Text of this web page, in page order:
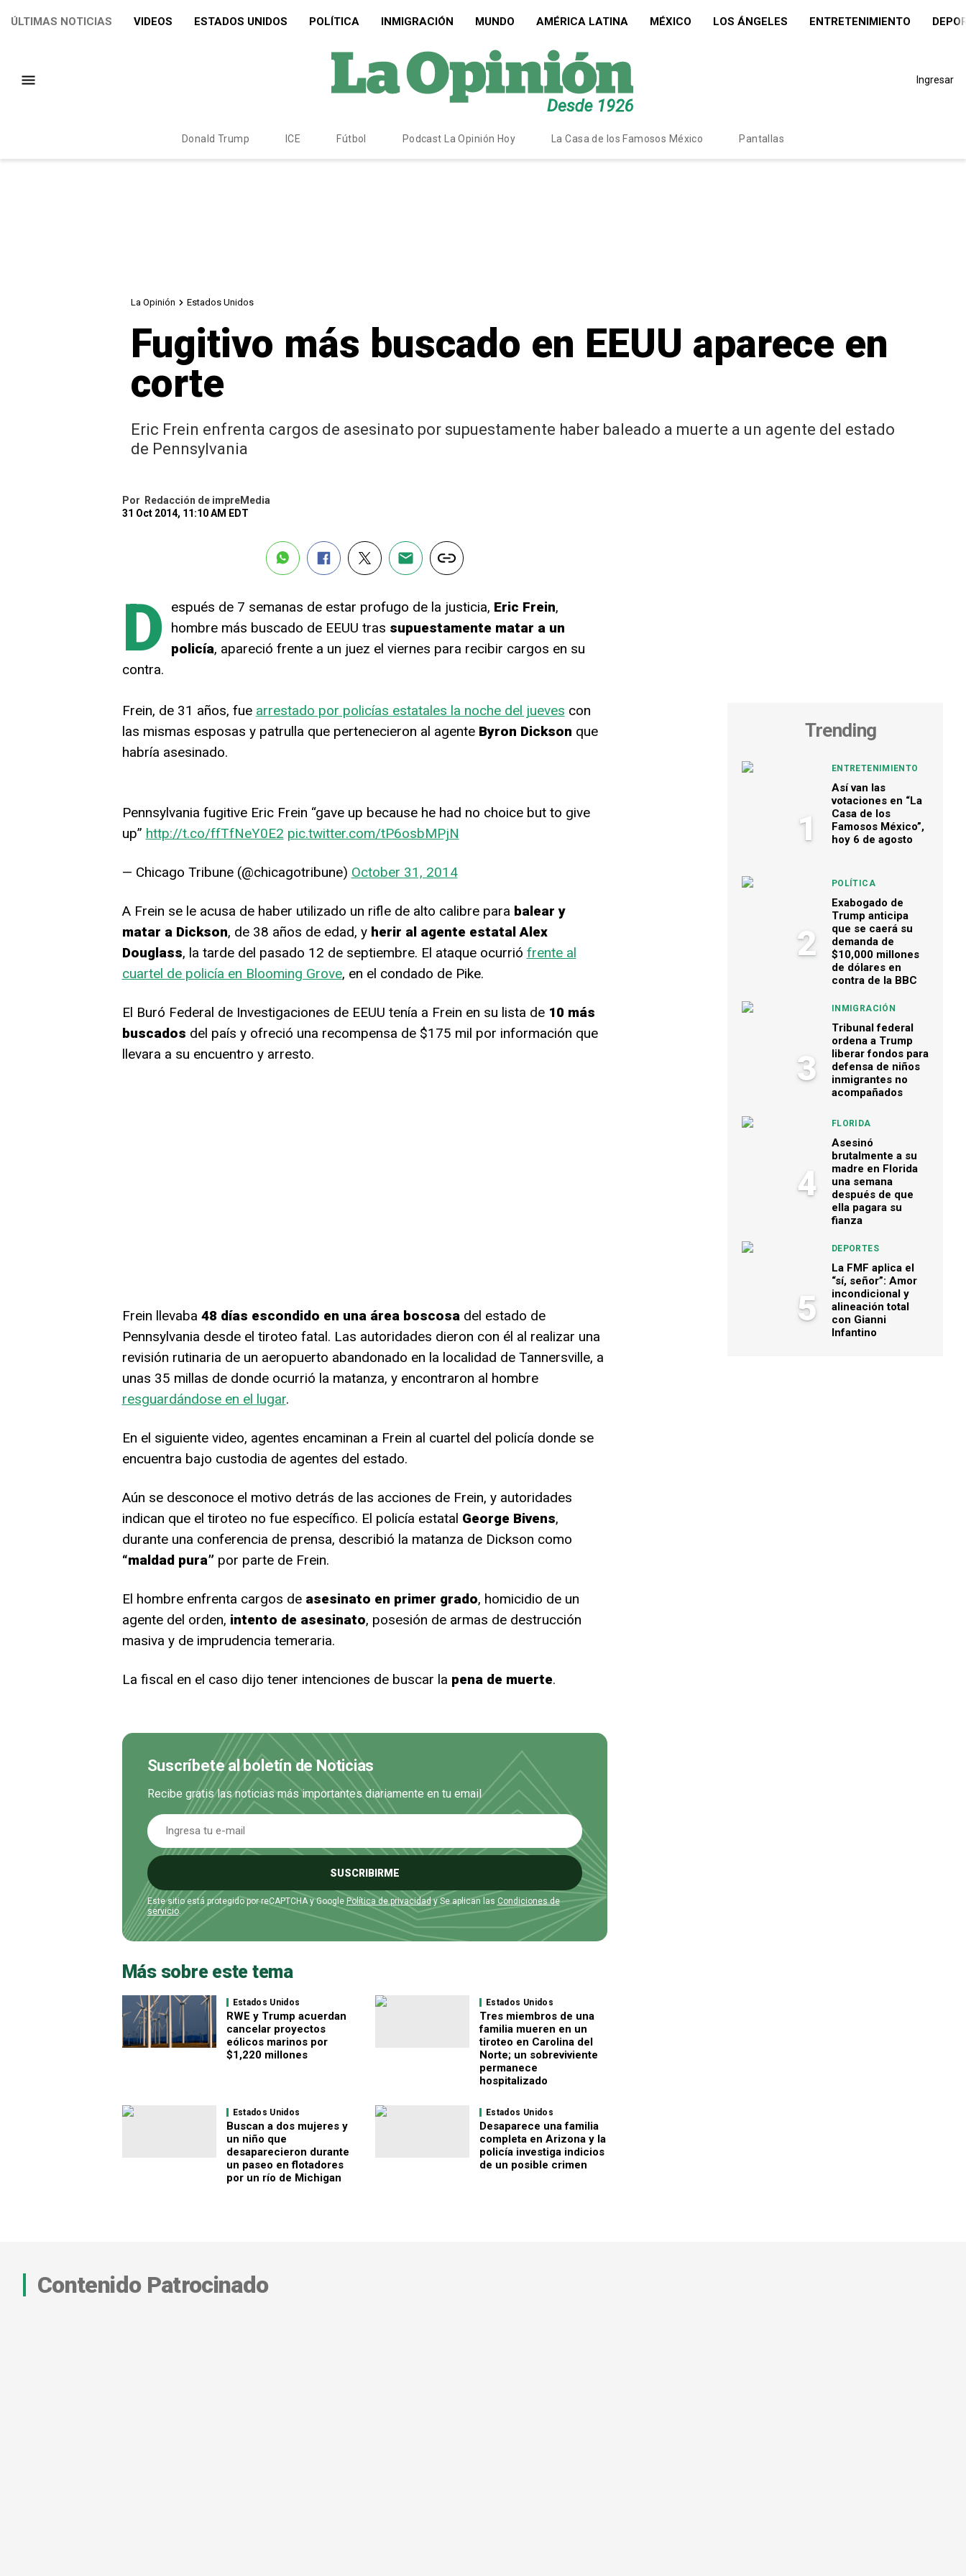
ÚLTIMAS NOTICIAS VIDEOS ESTADOS UNIDOS POLÍTICA INMIGRACIÓN MUNDO AMÉRICA LATINA MÉXICO LOS ÁNGELES ENTRETENIMIENTO
Ingresar
Donald Trump ICE Fútbol Podcast La Opinión Hoy La Casa de los Famosos México Pantallas
La Opinión Estados Unidos
Fugitivo más buscado en EEUU aparece en
corte
Eric Frein enfrenta cargos de asesinato por supuestamente haber baleado a muerte a un agente del estado
de Pennsylvania
Por
Redacción de impreMedia
31 Oct 2014, 11:10 AM EDT
D espués de 7 semanas de estar profugo de la justicia, Eric Frein,
hombre más buscado de EEUU tras supuestamente matar a un
policía, apareció frente a un juez el viernes para recibir cargos en su
contra.
Frein, de 31 años, fue arrestado por policías estatales la noche del jueves con
las mismas esposas y patrulla que pertenecieron al agente Byron Dickson que
habría asesinado.
Pennsylvania fugitive Eric Frein “gave up because he had no choice but to give
up” http://t.co/ffTfNeY0E2 pic.twitter.com/tP6osbMPjN
— Chicago Tribune (@chicagotribune) October 31, 2014
A Frein se le acusa de haber utilizado un rifle de alto calibre para balear y
matar a Dickson, de 38 años de edad, y herir al agente estatal Alex
Douglass, la tarde del pasado 12 de septiembre. El ataque ocurrió frente al
cuartel de policía en Blooming Grove, en el condado de Pike.
El Buró Federal de Investigaciones de EEUU tenía a Frein en su lista de 10 más
buscados del país y ofreció una recompensa de $175 mil por información que
llevara a su encuentro y arresto.
Frein llevaba 48 días escondido en una área boscosadel estado de
Pennsylvania desde el tiroteo fatal. Las autoridades dieron con él al realizar una
revisión rutinaria de un aeropuerto abandonado en la localidad de Tannersville, a
unas 35 millas de donde ocurrió la matanza, y encontraron al hombre
resguardándose en el lugar.
En el siguiente video, agentes encaminan a Frein al cuartel del policía donde se
encuentra bajo custodia de agentes del estado.
Aún se desconoce el motivo detrás de las acciones de Frein, y autoridades
indican que el tiroteo no fue específico. El policía estatal George Bivens,
durante una conferencia de prensa, describió la matanza de Dickson como
“maldad pura” por parte de Frein.
El hombre enfrenta cargos de asesinato en primer grado, homicidio de un
agente del orden, intento de asesinato, posesión de armas de destrucción
masiva y de imprudencia temeraria.
La fiscal en el caso dijo tener intenciones de buscar la pena de muerte.
Suscríbete al boletín de Noticias
Recibe gratis las noticias más importantes diariamente en tu email
SUSCRIBIRME
Este sitio está protegido por reCAPTCHA y Google Política de privacidady Se aplican las Condiciones de
servicio.
Más sobre este tema
Estados Unidos
RWE y Trump acuerdan
cancelar proyectos
eólicos marinos por
$1,220 millones
Estados Unidos
Tres miembros de una
familia mueren en un
tiroteo en Carolina del
Norte; un sobreviviente
permanece
hospitalizado
Estados Unidos
Buscan a dos mujeres y
un niño que
desaparecieron durante
un paseo en flotadores
por un río de Michigan
Estados Unidos
Desaparece una familia
completa en Arizona y la
policía investiga indicios
de un posible crimen
Trending
1
ENTRETENIMIENTO
Así van las
votaciones en “La
Casa de los
Famosos México”,
hoy 6 de agosto
2
POLÍTICA
Exabogado de
Trump anticipa
que se caerá su
demanda de
$10,000 millones
de dólares en
contra de la BBC
3
INMIGRACIÓN
Tribunal federal
ordena a Trump
liberar fondos para
defensa de niños
inmigrantes no
acompañados
4
FLORIDA
Asesinó
brutalmente a su
madre en Florida
una semana
después de que
ella pagara su
fianza
5
DEPORTES
La FMF aplica el
“sí, señor”: Amor
incondicional y
alineación total
con Gianni
Infantino
Contenido Patrocinado